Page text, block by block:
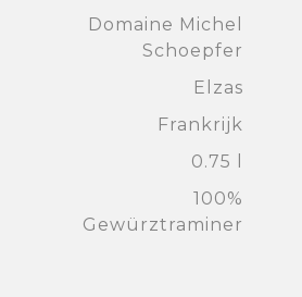
Domaine Michel
Schoepfer
Elzas
Frankrijk
0.75 l
100%
Gewürztraminer